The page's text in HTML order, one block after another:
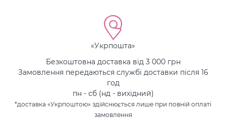
«Укрпошта»
Безкоштовна доставка від 3 000 грн
Замовлення передаються службі доставки після 16
год
пн - сб (нд - вихідний)
*доставка «Укрпоштою» здійснюється лише при повній оплаті
замовлення